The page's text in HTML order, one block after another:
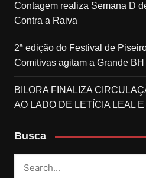
Contagem realiza Semana D
Contra a Raiva
2ª edição do Festival de
Comitivas agitam a Grande BH
BILORA FINALIZA
AO LADO DE LETÍCIA LEAL
Busca